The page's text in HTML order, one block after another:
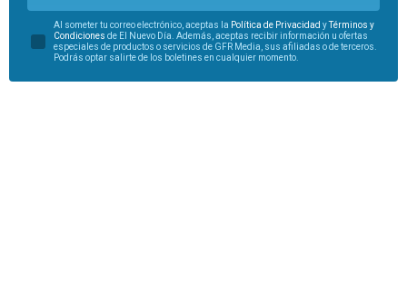
Al someter tu correo electrónico, aceptas la Política de Privacidad y
Términos y
Condiciones de El Nuevo Día. Además, aceptas recibir información u ofertas
especiales de productos o servicios de GFR Media, sus afiliadas o de terceros.
Podrás optar salirte de los boletines en cualquier momento.